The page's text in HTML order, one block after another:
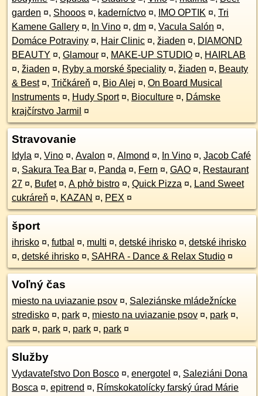
garden ¤, Shooos ¤, kaderníctvo ¤, IMO OPTIK ¤, Tri
Kamene Gallery ¤, In Vino ¤, dm ¤, Vacula Salón ¤,
Domáce Potraviny ¤, Hair Clinic ¤, žiaden ¤, DIAMOND
BEAUTY ¤, Glamour ¤, MAKE-UP STUDIO ¤, HAIRLAB
¤, žiaden ¤, Ryby a morské špeciality ¤, žiaden ¤, Beauty
& Best ¤, Tričkáreň ¤, Bio Alej ¤, On Board Musical
Instruments ¤, Hudy Sport ¤, Bioculture ¤, Dámske
krajčírstvo Jarmil ¤
Stravovanie
Idyla ¤, Vino ¤, Avalon ¤, Almond ¤, In Vino ¤, Jacob Café
¤, Sakura Tea Bar ¤, Panda ¤, Fern ¤, GAO ¤, Restaurant
27 ¤, Bufet ¤, A phở bistro ¤, Quick Pizza ¤, Land Sweet
cukráreň ¤, KAZAN ¤, PEX ¤
šport
ihrisko ¤, futbal ¤, multi ¤, detské ihrisko ¤, detské ihrisko
¤, detské ihrisko ¤, SAHRA - Dance & Relax Studio ¤
Voľný čas
miesto na uviazanie psov ¤, Saleziánske mládežnícke
stredisko ¤, park ¤, miesto na uviazanie psov ¤, park ¤,
park ¤, park ¤, park ¤, park ¤
Služby
Vydavateľstvo Don Bosco ¤, energotel ¤, Saleziáni Dona
Bosca ¤, epitrend ¤, Rímskokatolícky farský úrad Márie